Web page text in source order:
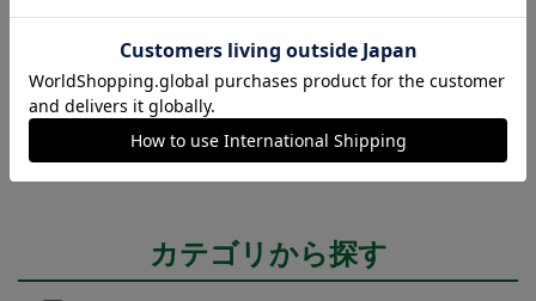
東京Ｖ
東京ヴェルディのすべてのグッズをチェックしたい
方に！全グッズ一覧はこちら！
カテゴリから探す